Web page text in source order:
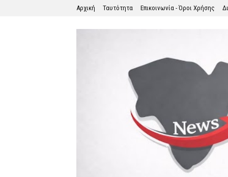
Αρχική Ταυτότητα Επικοινωνία - Όροι Χρήσης